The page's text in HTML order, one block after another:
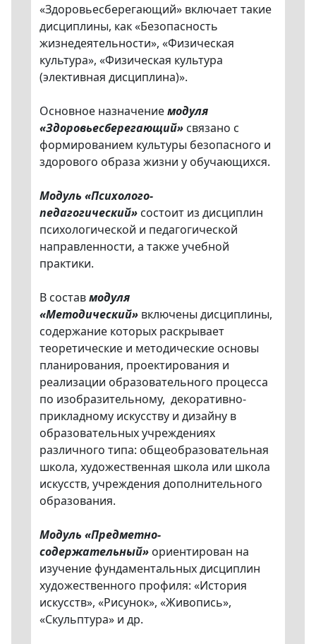
«Здоровьесберегающий» включает такие
дисциплины, как «Безопасность
жизнедеятельности», «Физическая
культура», «Физическая культура
(элективная дисциплина)».
Основное назначениемодуля
«Здоровьесберегающий» связано с
формированием культуры безопасного и
здорового образа жизни у обучающихся.
Модуль «Психолого-
педагогический» состоит из дисциплин
психологической и педагогической
направленности, а также учебной
практики.
В составмодуля
«Методический» включены дисциплины,
содержание которых раскрывает
теоретические и методические основы
планирования, проектирования и
реализации образовательного процесса
по изобразительному, декоративно-
прикладному искусству и дизайну в
образовательных учреждениях
различного типа: общеобразовательная
школа, художественная школа или школа
искусств, учреждения дополнительного
образования.
Модуль «Предметно-
содержательный» ориентирован на
изучение фундаментальных дисциплин
художественного профиля: «История
искусств», «Рисунок», «Живопись»,
«Скульптура» и др.